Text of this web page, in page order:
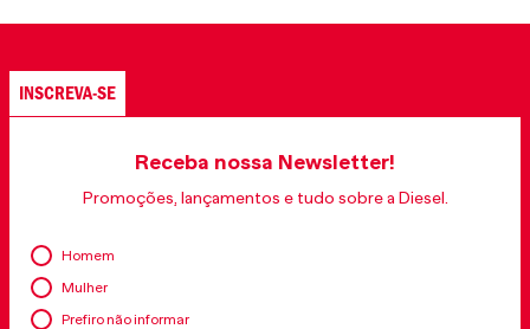
INSCREVA-SE
Receba nossa Newsletter!
Promoções, lançamentos e tudo sobre a Diesel.
Homem
Mulher
Prefiro não informar